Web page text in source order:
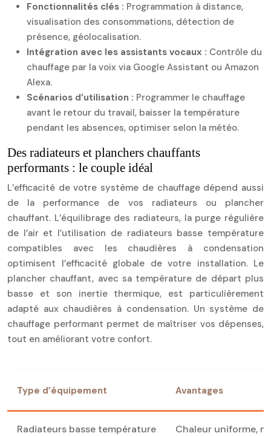
Fonctionnalités clés : Programmation à distance,
visualisation des consommations, détection de
présence, géolocalisation.
Intégration avec les assistants vocaux : Contrôle du
chauffage par la voix via Google Assistant ou Amazon
Alexa.
Scénarios d’utilisation : Programmer le chauffage
avant le retour du travail, baisser la température
pendant les absences, optimiser selon la météo.
Des radiateurs et planchers chauffants
performants : le couple idéal
L’efficacité de votre système de chauffage dépend aussi
de la performance de vos radiateurs ou plancher
chauffant. L’équilibrage des radiateurs, la purge régulière
de l’air et l’utilisation de radiateurs basse température
compatibles avec les chaudières à condensation
optimisent l’efficacité globale de votre installation. Le
plancher chauffant, avec sa température de départ plus
basse et son inertie thermique, est particulièrement
adapté aux chaudières à condensation. Un système de
chauffage performant permet de maîtriser vos dépenses,
tout en améliorant votre confort.
Type d’équipement Avantages
Radiateurs basse température Chaleur uniforme,